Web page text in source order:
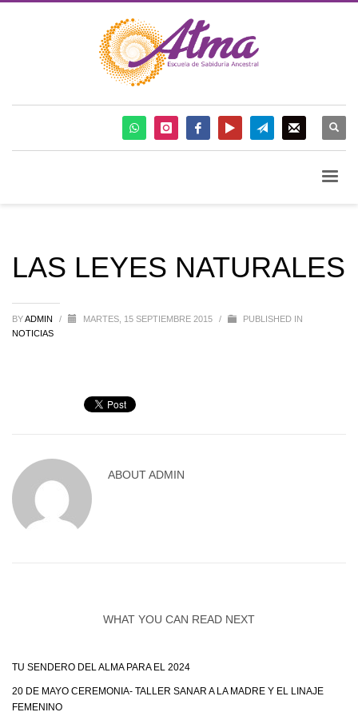
LAS LEYES NATURALES
BYADMIN / MARTES, 15 SEPTIEMBRE 2015 /
PUBLISHED IN
NOTICIAS
ABOUTADMIN
WHAT YOU CAN READ NEXT
TU SENDERO DEL ALMA PARA EL 2024
20 DE MAYO CEREMONIA- TALLER SANAR A LA MADRE Y EL LINAJE
FEMENINO